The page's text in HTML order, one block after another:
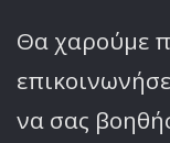
Θα χαρούμε
να σας